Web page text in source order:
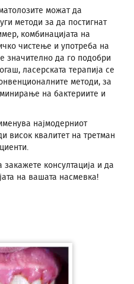
можат да
методи за да постигнат
комбинацијата на
чистење и употреба на
значително да го подобри
ласерската терапија се
методи, за
на бактериите и
најмодерниот
висок квалитет на третман
закажете консултација и да
на вашата насмевка!